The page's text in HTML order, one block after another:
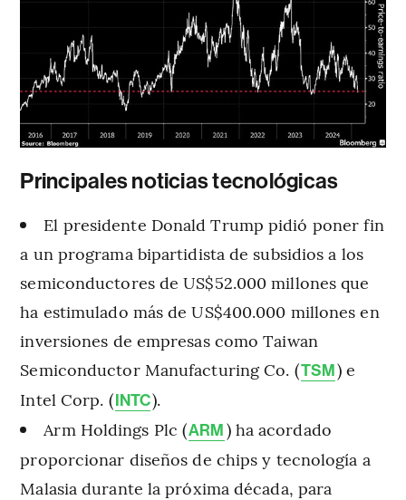
Principales noticias tecnológicas
El presidente Donald Trump pidió poner fin
a un programa bipartidista de subsidios a los
semiconductores de US$52.000 millones que
ha estimulado más de US$400.000 millones en
inversiones de empresas como Taiwan
Semiconductor Manufacturing Co. (TSM) e
Intel Corp. (INTC).
Arm Holdings Plc (ARM) ha acordado
proporcionar diseños de chips y tecnología a
Malasia durante la próxima década, para